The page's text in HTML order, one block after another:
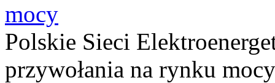
mocy
Polskie Sieci
przywołania na rynku